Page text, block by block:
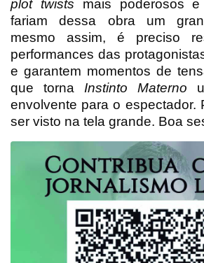
plot twists mais poderosos
fariam dessa obra um
mesmo assim, é preciso
performances das
e garantem momentos de
que torna Instinto Materno
envolvente para o espectador.
ser visto na tela grande. Boa